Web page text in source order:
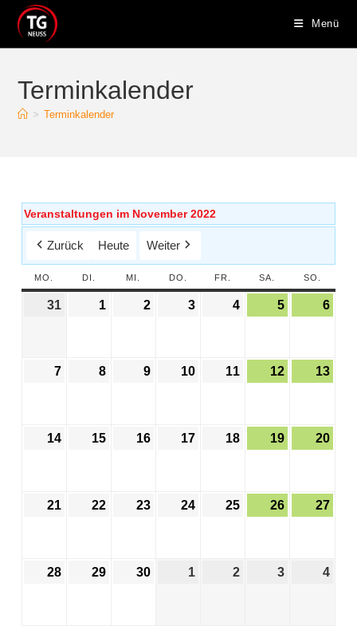
Menü
Terminkalender
> Terminkalender
Veranstaltungen im November 2022
Zurück Heute Weiter
MO. DI. MI. DO. FR. SA. SO.
31 1 2 3 4 5 6
7 8 9 10 11 12 13
14 15 16 17 18 19 20
21 22 23 24 25 26 27
28 29 30 1 2 3 4